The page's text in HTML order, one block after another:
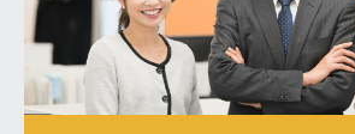
パターンニング（外層）
エッチング（外層）
レジスト